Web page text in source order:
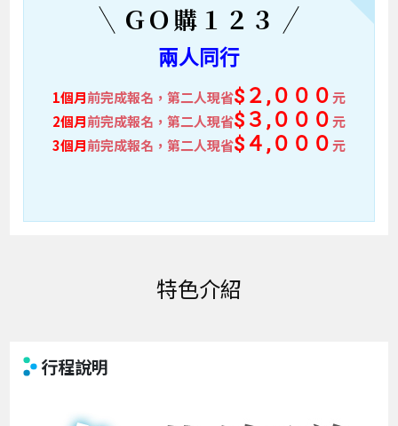
ＧＯ購１２３
兩人同行
1個月前完成報名，第二人現省$２,０００元
2個月前完成報名，第二人現省$３,０００元
3個月前完成報名，第二人現省$４,０００元
特色介紹
行程說明